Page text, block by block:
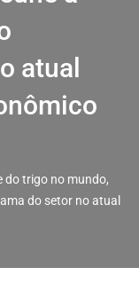
atual
do trigo no mundo,
do setor no atual